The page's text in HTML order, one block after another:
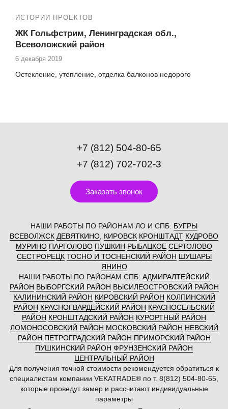
ИСТОРИИ ПРОЕКТОВ
ЖК Гольфстрим, Ленинградская обл.,
Всеволожский район
6 декабря 2019
Остекление, утепление, отделка балконов недорого
+7 (812) 504-80-65
+7 (812) 702-702-3
Заказать звонок
НАШИ РАБОТЫ ПО РАЙОНАМ ЛО И СПБ: БУГРЫ
ВСЕВОЛЖСК ДЕВЯТКИНО КИРОВСК КРОНШТАДТ КУДРОВО
МУРИНО ПАРГОЛОВО ПУШКИН РЫБАЦКОЕ СЕРТОЛОВО
СЕСТРОРЕЦК ТОСНО И ТОСНЕНСКИЙ РАЙОН ШУШАРЫ
ЯНИНО
НАШИ РАБОТЫ ПО РАЙОНАМ СПБ: АДМИРАЛТЕЙСКИЙ
РАЙОН ВЫБОРГСКИЙ РАЙОН ВЫСИЛЕОСТРОВСКИЙ РАЙОН
КАЛИНИНСКИЙ РАЙОН КИРОВСКИЙ РАЙОН КОЛПИНСКИЙ
РАЙОН КРАСНОГВАРДЕЙСКИЙ РАЙОН КРАСНОСЕЛЬСКИЙ
РАЙОН КРОНШТАДСКИЙ РАЙОН КУРОРТНЫЙ РАЙОН
ЛОМОНОСОВСКИЙ РАЙОН МОСКОВСКИЙ РАЙОН НЕВСКИЙ
РАЙОН ПЕТРОГРАДСКИЙ РАЙОН ПРИМОРСКИЙ РАЙОН
ПУШКИНСКИЙ РАЙОН ФРУНЗЕНСКИЙ РАЙОН
ЦЕНТРАЛЬНЫЙ РАЙОН
Для получения точной стоимости рекомендуется обратиться к
специалистам компании VEKATRADE® по т. 8(812) 504-80-65,
которые проведут замер и рассчитают индивидуальные
параметры